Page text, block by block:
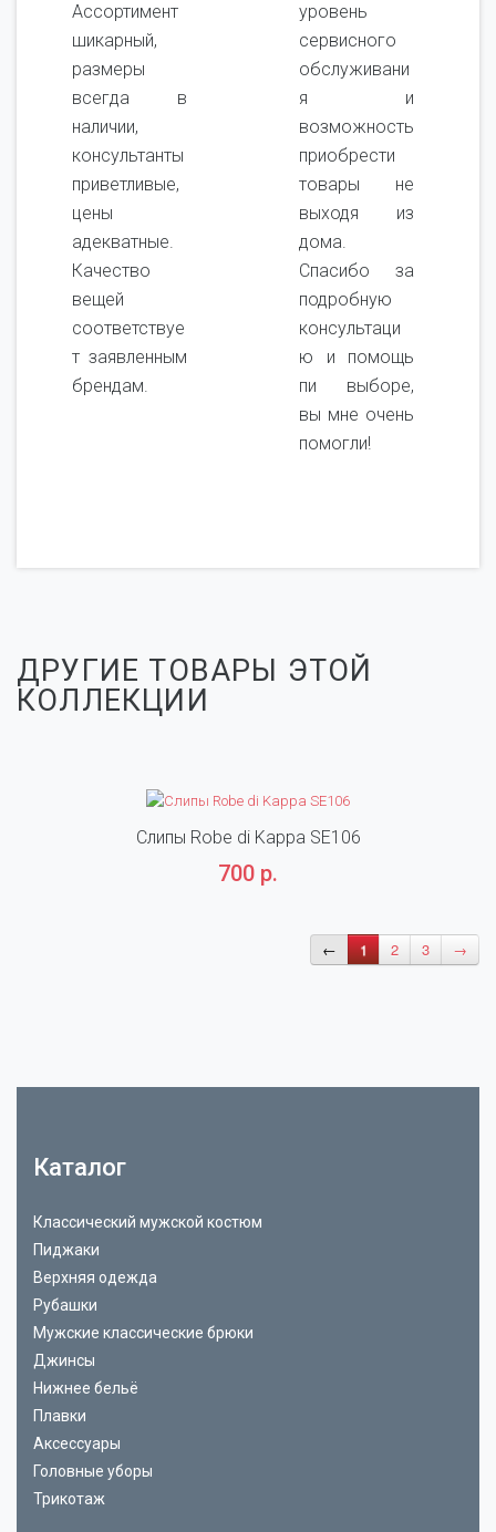
Ассортимент
шикарный,
размеры
всегда в
наличии,
консультанты
приветливые,
цены
адекватные.
Качество
вещей
соответствуе
т заявленным
брендам.
уровень
сервисного
обслуживани
я и
возможность
приобрести
товары не
выходя из
дома.
Спасибо за
подробную
консультаци
ю и помощь
пи выборе,
вы мне очень
помогли!
ДРУГИЕ ТОВАРЫ ЭТОЙ
КОЛЛЕКЦИИ
Слипы Robe di Kappa SE106
700 р.
← 1 2 3 →
Каталог
Классический мужской костюм
Пиджаки
Верхняя одежда
Рубашки
Мужские классические брюки
Джинсы
Нижнее бельё
Плавки
Аксессуары
Головные уборы
Трикотаж